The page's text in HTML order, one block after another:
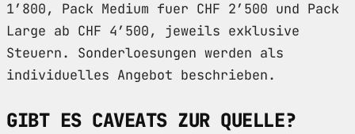
1’800, Pack Medium fuer CHF 2’500 und Pack
Large ab CHF 4’500, jeweils exklusive
Steuern. Sonderloesungen werden als
individuelles Angebot beschrieben.
GIBT ES CAVEATS ZUR QUELLE?